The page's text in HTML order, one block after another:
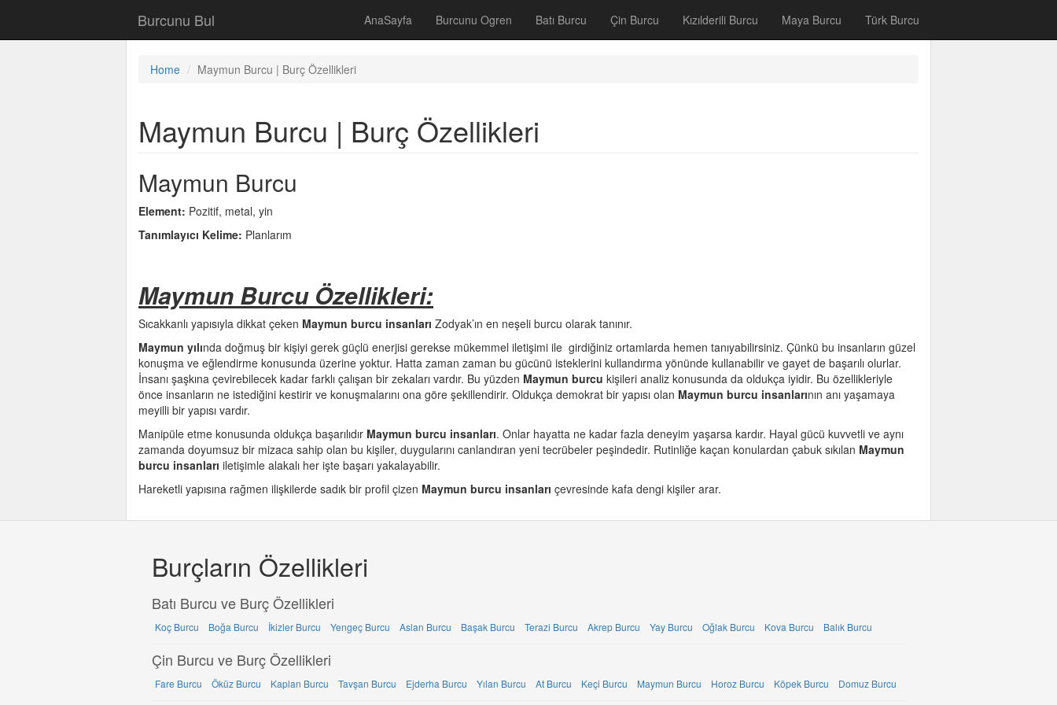
Burcunu Bul AnaSayfa Burcunu Ogren Batı Burcu Çin Burcu Kızılderili Burcu Maya Burcu Türk Burcu
Home Maymun Burcu | Burç Özellikleri
Maymun Burcu | Burç Özellikleri
Maymun Burcu
Element: Pozitif, metal, yin
Tanımlayıcı Kelime: Planlarım
Maymun Burcu Özellikleri:
Sıcakkanlı yapısıyla dikkat çeken Maymun burcu insanları Zodyak’ın en neşeli burcu olarak tanınır.
Maymun yılında doğmuş bir kişiyi gerek güçlü enerjisi gerekse mükemmel iletişimi ile girdiğiniz ortamlarda hemen tanıyabilirsiniz. Çünkü bu insanların güzel
konuşma ve eğlendirme konusunda üzerine yoktur. Hatta zaman zaman bu gücünü isteklerini kullandırma yönünde kullanabilir ve gayet de başarılı olurlar.
İnsanı şaşkına çevirebilecek kadar farklı çalışan bir zekaları vardır. Bu yüzden Maymun burcu kişileri analiz konusunda da oldukça iyidir. Bu özellikleriyle
önce insanların ne istediğini kestirir ve konuşmalarını ona göre şekillendirir. Oldukça demokrat bir yapısı olan Maymun burcu insanlarının anı yaşamaya
meyilli bir yapısı vardır.
Manipüle etme konusunda oldukça başarılıdır Maymun burcu insanları. Onlar hayatta ne kadar fazla deneyim yaşarsa kardır. Hayal gücü kuvvetli ve aynı
zamanda doyumsuz bir mizaca sahip olan bu kişiler, duygularını canlandıran yeni tecrübeler peşindedir. Rutinliğe kaçan konulardan çabuk sıkılan Maymun
burcu insanları iletişimle alakalı her işte başarı yakalayabilir.
Hareketli yapısına rağmen ilişkilerde sadık bir profil çizen Maymun burcu insanları çevresinde kafa dengi kişiler arar.
Burçların Özellikleri
Batı Burcu ve Burç Özellikleri
Koç Burcu Boğa Burcu İkizler Burcu Yengeç Burcu Aslan Burcu Başak Burcu Terazi Burcu Akrep Burcu Yay Burcu Oğlak Burcu Kova Burcu Balık Burcu
Çin Burcu ve Burç Özellikleri
Fare Burcu Öküz Burcu Kaplan Burcu Tavşan Burcu Ejderha Burcu Yılan Burcu At Burcu Keçi Burcu Maymun Burcu Horoz Burcu Köpek Burcu Domuz Burcu